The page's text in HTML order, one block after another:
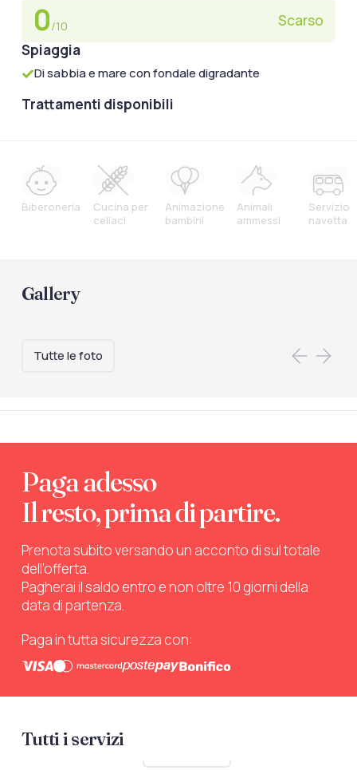
0/10
Scarso
Spiaggia
Di sabbia e mare con fondale digradante
Trattamenti disponibili
Biberoneria
Cucina per
celiaci
Animazione
bambini
Animali
ammessi
Servizio
navetta
Gallery
Tutte le foto
Paga adesso
Il resto, prima di partire.
Prenota subito versando un acconto di sul totale
dell’offerta.
Pagherai il saldo entro e non oltre 10 giorni della
data di partenza.
Paga in tutta sicurezza con:
Tutti i servizi